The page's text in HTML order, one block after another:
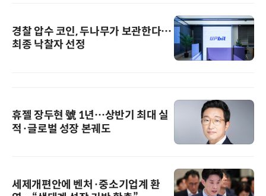
경찰 압수 코인, 두나무가 보관한다…
최종 낙찰자 선정
휴젤 장두현 號 1년…상반기 최대 실
적·글로벌 성장 본궤도
세제개편안에 벤처·중소기업계 환